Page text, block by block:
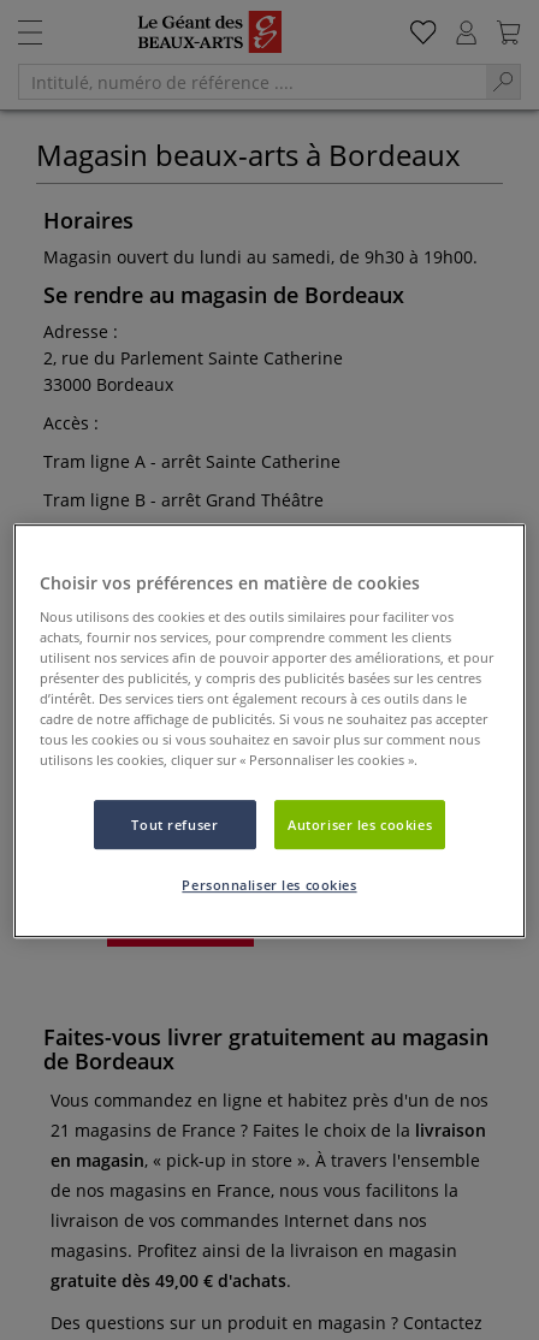
Magasin beaux-arts à Bordeaux
Horaires
Magasin ouvert du lundi au samedi, de 9h30 à 19h00.
Se rendre au magasin de Bordeaux
Adresse :
2, rue du Parlement Sainte Catherine
33000 Bordeaux
Accès :
Tram ligne A - arrêt Sainte Catherine
Tram ligne B - arrêt Grand Théâtre
Parking Place de la Bourse à 2 minutes à pied
1 heure de parking offerte à partir de 49€ d'achats
Itinéraire
Contact
Téléphone : 05 57 99 00 90
Faites-vous livrer gratuitement au magasin
de Bordeaux
Vous commandez en ligne et habitez près d'un de nos
21 magasins de France ? Faites le choix de la livraison
en magasin, « pick-up in store ». À travers l'ensemble
de nos magasins en France, nous vous facilitons la
livraison de vos commandes Internet dans nos
magasins. Profitez ainsi de la livraison en magasin
gratuite dès 49,00 € d'achats.
Des questions sur un produit en magasin ? Contactez
Choisir vos préférences en matière de cookies
Nous utilisons des cookies et des outils similaires pour faciliter vos
achats, fournir nos services, pour comprendre comment les clients
utilisent nos services afin de pouvoir apporter des améliorations, et pour
présenter des publicités, y compris des publicités basées sur les centres
d’intérêt. Des services tiers ont également recours à ces outils dans le
cadre de notre affichage de publicités. Si vous ne souhaitez pas accepter
tous les cookies ou si vous souhaitez en savoir plus sur comment nous
utilisons les cookies, cliquer sur « Personnaliser les cookies ».
Tout refuser Autoriser les cookies
Personnaliser les cookies